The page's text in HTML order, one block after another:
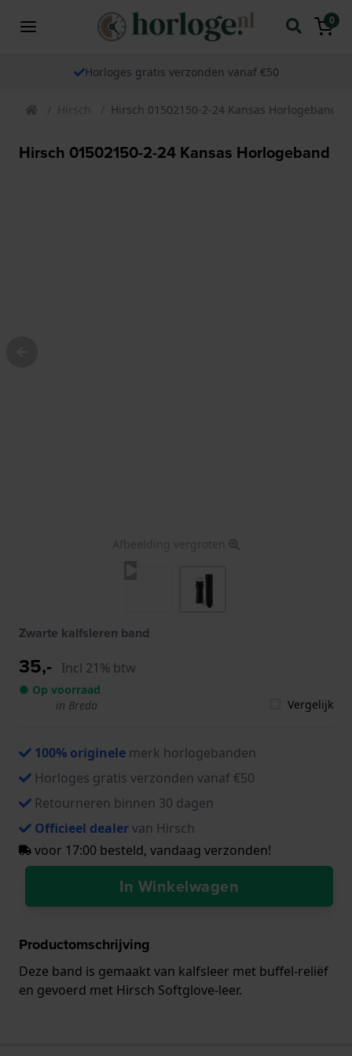
0
Horloges gratis verzonden vanaf €50
Hirsch Hirsch 01502150-2-24 Kansas Horlogeband
Hirsch 01502150-2-24 Kansas Horlogeband
Afbeelding vergroten
Zwarte kalfsleren band
35,- Incl 21% btw
● Op voorraad
in Breda
Vergelijk
100% originele merk horlogebanden
Horloges gratis verzonden vanaf €50
Retourneren binnen 30 dagen
Officieel dealervan Hirsch
voor 17:00 besteld, vandaag verzonden!
In Winkelwagen
Productomschrijving
Deze band is gemaakt van kalfsleer met buffel-reliëf
en gevoerd met Hirsch Softglove-leer.